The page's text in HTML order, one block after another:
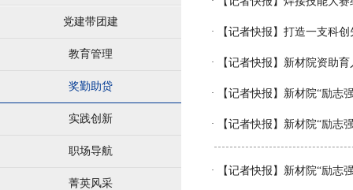
党建带团建
教育管理
奖勤助贷
实践创新
职场导航
菁英风采
· 【记者快报】打造一支科
· 【记者快报】新材院资助
· 【记者快报】新材院“励
· 【记者快报】新材院“励志
· 【记者快报】新材院“励志